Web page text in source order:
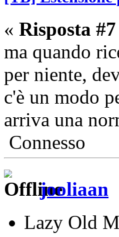
« Risposta
ma quando
per niente,
c'è un modo
arriva una
Connesso
jooliaan
Lazy Old